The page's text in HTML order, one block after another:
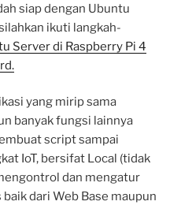
siap dengan Ubuntu
ikuti langkah-
Server di Raspberry Pi 4
yang mirip sama
banyak fungsi lainnya
script sampai
IoT, bersifat Local (tidak
dan mengatur
baik dari Web Base maupun